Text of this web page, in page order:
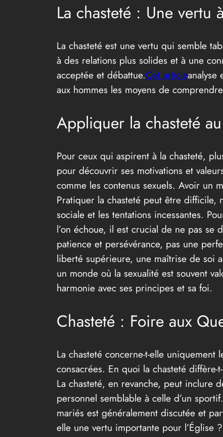
La chasteté : Une vertu
La chasteté est une vertu qui semble
à des relations plus solides et à une
acceptée et débattue.Cet articleanalyse
aux hommes les moyens de
Appliquer la chasteté
Pour ceux qui aspirent à la chasteté,
pour découvrir ses motivations et
comme les contenus sexuels. Avoir un
Pratiquer la chasteté peut être difficile,
sociale et les tentations incessantes.
l’on échoue, il est crucial de ne pas se
patience et persévérance, pas une
liberté supérieure, une maîtrise de soi
un monde où la sexualité est souvent
harmonie avec ses principes et sa foi.
Chasteté : Foire aux
La chasteté concerne-t-elle
consacrées. En quoi la chasteté diffère-
La chasteté, en revanche, peut inclure
personnel semblable à celle d’un
mariés est généralement discutée et
elle une vertu importante pour l’Église